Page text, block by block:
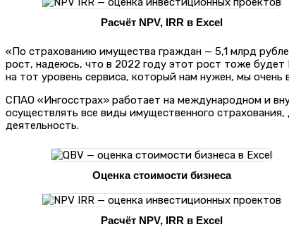
Расчёт NPV, IRR в Excel
«По страхованию имущества граждан — 5,1 млрд
рост, надеюсь, что в 2022 году этот рост тоже
на тот уровень сервиса, который нам нужен, мы очень
СПАО «Ингосстрах» работает на международном и
осуществлять все виды имущественного
деятельность.
Оценка стоимости бизнеса
Расчёт NPV, IRR в Excel